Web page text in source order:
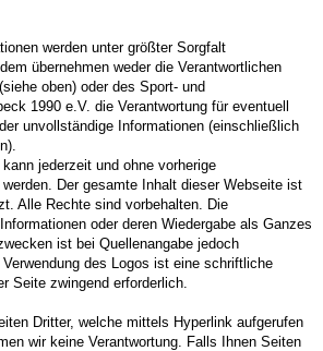
werden unter größter Sorgfalt
übernehmen weder die Verantwortlichen
oben) oder des Sport- und
1990 e.V. die Verantwortung für eventuell
unvollständige Informationen (einschließlich
jederzeit und ohne vorherige
Der gesamte Inhalt dieser Webseite ist
Alle Rechte sind vorbehalten. Die
oder deren Wiedergabe als Ganzes
ist bei Quellenangabe jedoch
des Logos ist eine schriftliche
Seite zwingend erforderlich.
Dritter, welche mittels Hyperlink aufgerufen
wir keine Verantwortung. Falls Ihnen Seiten